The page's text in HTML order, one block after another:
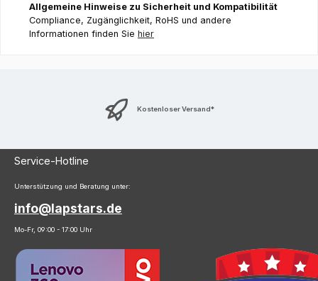
Allgemeine Hinweise zu Sicherheit und Kompatibilität
Compliance, Zugänglichkeit, RoHS und andere
Informationen finden Sie hier
Kostenloser Versand*
Service-Hotline
Unterstützung und Beratung unter:
info@lapstars.de
Mo-Fr, 09:00 - 17:00 Uhr